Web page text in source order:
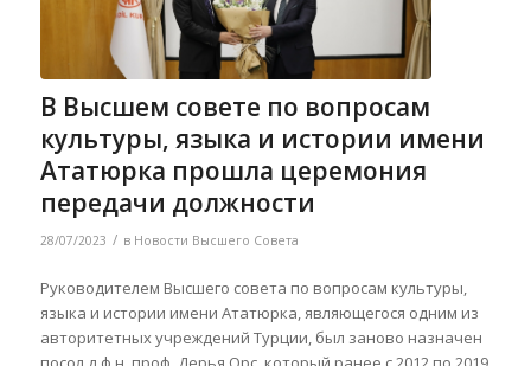
В Высшем совете по вопросам
культуры, языка и истории имени
Ататюрка прошла церемония
передачи должности
28/07/2023 / в Новости Высшего Совета
Руководителем Высшего совета по вопросам культуры,
языка и истории имени Ататюрка, являющегося одним из
авторитетных учреждений Турции, был заново назначен